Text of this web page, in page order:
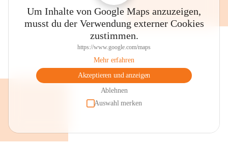
Um Inhalte von Google Maps anzuzeigen,
musst du der Verwendung externer Cookies
zustimmen.
https://www.google.com/maps
Mehr erfahren
Akzeptieren und anzeigen
Ablehnen
Auswahl merken